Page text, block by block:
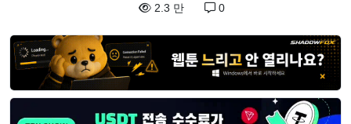
2.3 만 0